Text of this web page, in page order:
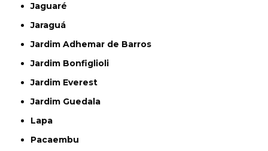
Jaguaré
Jaraguá
Jardim Adhemar de Barros
Jardim Bonfiglioli
Jardim Everest
Jardim Guedala
Lapa
Pacaembu